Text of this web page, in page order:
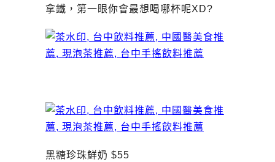
拿鐵，第一眼你會最想喝哪杯呢XD?
黑糖珍珠鮮奶 $55